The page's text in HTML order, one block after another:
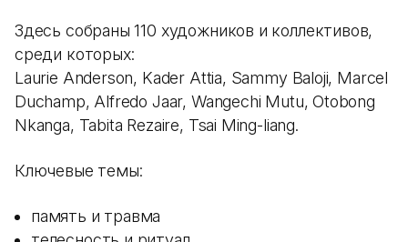
Здесь собраны 110 художников и коллективов,
среди которых:
Laurie Anderson, Kader Attia, Sammy Baloji, Marcel
Duchamp, Alfredo Jaar, Wangechi Mutu, Otobong
Nkanga, Tabita Rezaire, Tsai Ming-liang.
Ключевые темы:
память и травма